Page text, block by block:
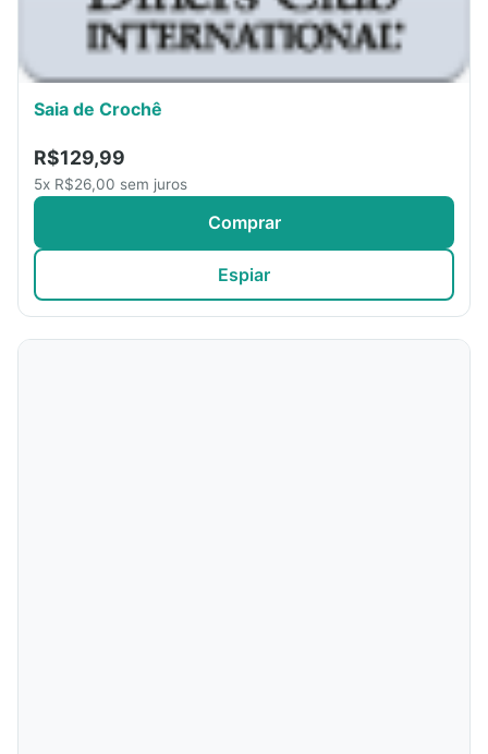
Saia de Crochê
R$129,99
5x R$26,00 sem juros
Comprar
Espiar